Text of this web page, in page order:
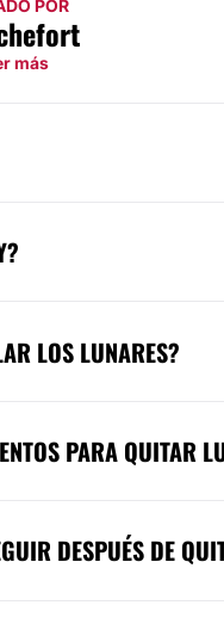
POR
más
LOS LUNARES?
PARA QUITAR
DESPUÉS DE